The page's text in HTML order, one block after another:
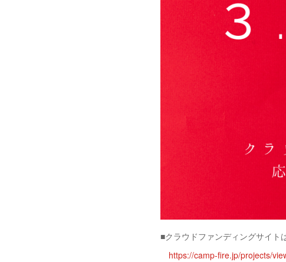
■クラウドファンディングサイト
https://camp-fire.jp/projects/